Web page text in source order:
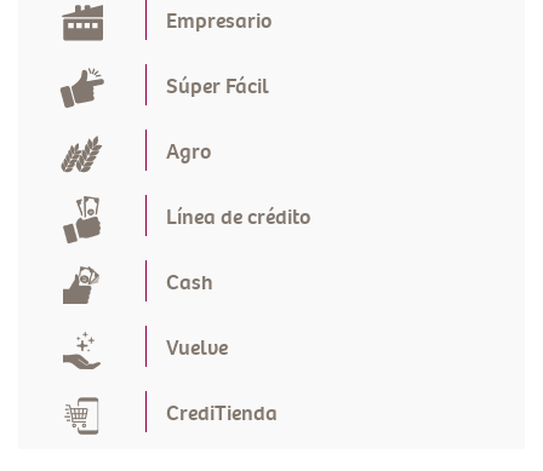
Empresario
Súper Fácil
Agro
Línea de crédito
Cash
Vuelve
CrediTienda